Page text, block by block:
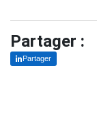
Partager :
Partager